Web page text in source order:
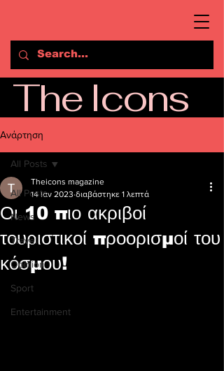
The Icons
Ανάρτηση
All Posts
News
Travel
Opinion
Sport
Entertainment
All Posts
Οι 10 πιο ακριβοί
τουριστικοί προορισμοί του
κόσμου!
Theicons magazine
14 Ιαν 2023 διαβάστηκε 1 λεπτά